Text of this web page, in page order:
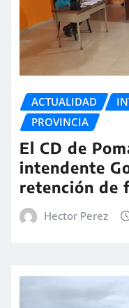
ACTUALIDAD
PROVINCIA
El CD de
intendente
retención de
Hector Perez